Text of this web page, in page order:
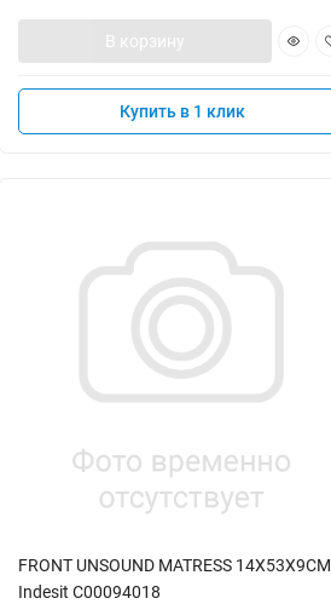
В корзину
Купить в 1 клик
FRONT UNSOUND MATRESS 14X53X9CM
Indesit C00094018